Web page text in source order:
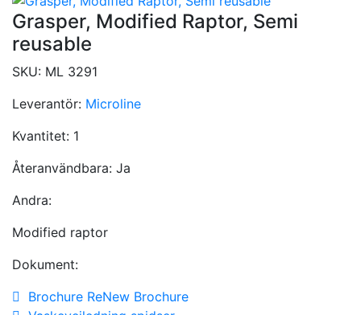
Grasper, Modified Raptor, Semi
reusable
SKU: ML 3291
Leverantör: Microline
Kvantitet: 1
Återanvändbara: Ja
Andra:
Modified raptor
Dokument:
Brochure ReNew Brochure